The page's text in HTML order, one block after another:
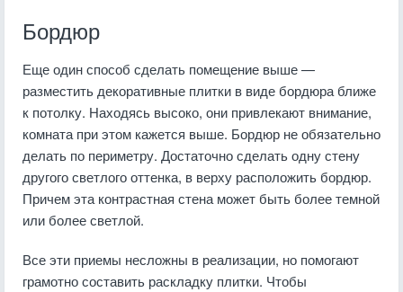
Бордюр
Еще один способ сделать помещение выше —
разместить декоративные плитки в виде бордюра ближе
к потолку. Находясь высоко, они привлекают внимание,
комната при этом кажется выше. Бордюр не обязательно
делать по периметру. Достаточно сделать одну стену
другого светлого оттенка, в верху расположить бордюр.
Причем эта контрастная стена может быть более темной
или более светлой.
Все эти приемы несложны в реализации, но помогают
грамотно составить раскладку плитки. Чтобы